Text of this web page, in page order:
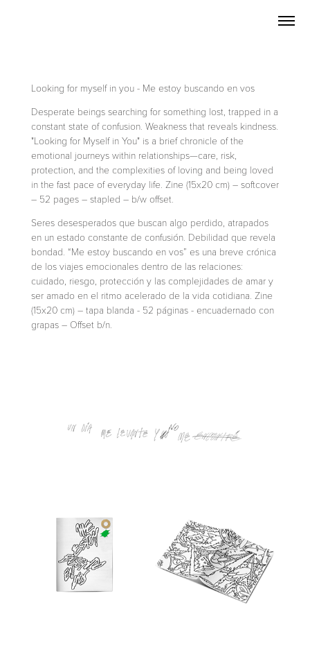
Looking for myself in you - Me estoy buscando en vos
Desperate beings searching for something lost, trapped in a
constant state of confusion. Weakness that reveals kindness.
"Looking for Myself in You" is a brief chronicle of the
emotional journeys within relationships—care, risk,
protection, and the complexities of loving and being loved
in the fast pace of everyday life. Zine (15x20 cm) – softcover
– 52 pages – stapled – b/w offset.
Seres desesperados que buscan algo perdido, atrapados
en un estado constante de confusión. Debilidad que revela
bondad. “Me estoy buscando en vos” es una breve crónica
de los viajes emocionales dentro de las relaciones:
cuidado, riesgo, protección y las complejidades de amar y
ser amado en el ritmo acelerado de la vida cotidiana. Zine
(15x20 cm) – tapa blanda - 52 páginas - encuadernado con
grapas – Offset b/n.